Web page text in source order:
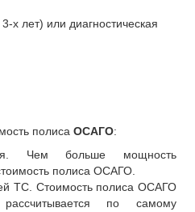
х лет) или диагностическая
полиса ОСАГО:
Чем больше мощность
полиса ОСАГО.
ТС. Стоимость полиса ОСАГО
по самому